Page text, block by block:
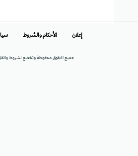
جميع الحقوق محفوظة وتخضع لشروط
إعلان الأحكام والشروط